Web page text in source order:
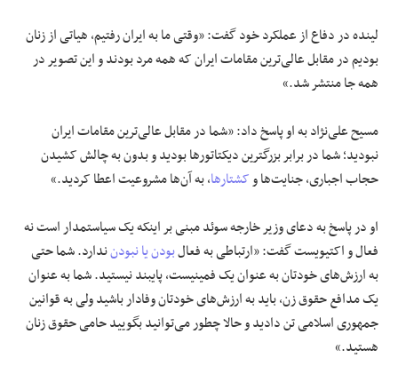
لینده در دفاع از عملکرد خود گفت: «وقتی ما به ایران رفتیم، هیاتی از زنان
بودیم در مقابل عالی‌ترین مقامات ایران که همه مرد بودند و این تصویر در
همه جا منتشر شد.»
مسیح علی‌نژاد به او پاسخ داد: «شما در مقابل عالی‌ترین مقامات ایران
نبودید؛ شما در برابر بزرگترین دیکتاتورها بودید و بدون به چالش کشیدن
حجاب اجباری، جنایت‌ها وکشتارها، به آن‌ها مشروعیت اعطا کردید.»
او در پاسخ به دعای وزیر خارجه سوئد مبنی بر اینکه یک سیاستمدار است نه
فعال و اکتیویست گفت: «ارتباطی به فعالبودن یا نبودنندارد. شما حتی
به ارزش‌های خودتان به عنوان یک فمینیست، پایبند نیستید. شما به عنوان
یک مدافع حقوق زن، باید به ارزش‌های خودتان وفادار باشید ولی به قوانین
جمهوری اسلامی تن دادید و حالا چطور می‌توانید بگویید حامی حقوق زنان
هستید.»